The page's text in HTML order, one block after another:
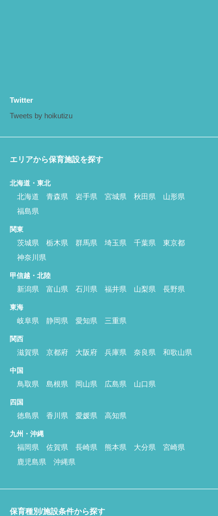
Twitter
Tweets by hoikutizu
エリアから保育施設を探す
北海道・東北
北海道 青森県 岩手県 宮城県 秋田県
山形県
福島県
関東
茨城県 栃木県 群馬県 埼玉県 千葉県
東京都
神奈川県
甲信越・北陸
新潟県 富山県 石川県 福井県 山梨県 長野県
東海
岐阜県 静岡県 愛知県 三重県
関西
滋賀県 京都府 大阪府 兵庫県 奈良県 和歌山県
中国
鳥取県 島根県 岡山県 広島県 山口県
四国
徳島県 香川県 愛媛県 高知県
九州・沖縄
福岡県 佐賀県 長崎県 熊本県 大分県
宮崎県
鹿児島県
沖縄県
保育種別/施設条件から探す